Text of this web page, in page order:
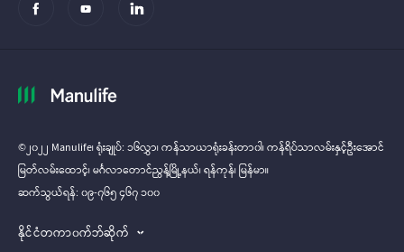
©၂၀၂၂ Manulife၊ ရုံးချုပ်: ၁၆လွှာ၊ ကန်သာယာရုံးခန်းတာ၀ါ၊ ကန်ရိပ်သာလမ်းနှင့်ဦးအောင်
မြတ်လမ်း‌‌ထောင့်၊ မင်္ဂလာတောင်ညွန့်မြို့နယ်၊ ရန်ကုန်၊ မြန်မာ။
ဆက်သွယ်ရန်: ၀၉-၇၆၅ ၄၆၇ ၁၀၀
နိုင်ငံတကာ၀က်ဘ်ဆိုက်